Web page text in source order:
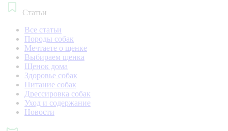
Статьи
Все статьи
Породы собак
Мечтаете о щенке
Выбираем щенка
Щенок дома
Здоровье собак
Питание собак
Дрессировка собак
Уход и содержание
Новости